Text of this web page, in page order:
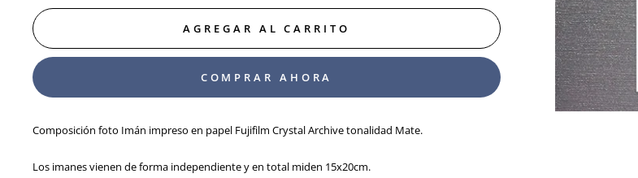
AGREGAR AL CARRITO
COMPRAR AHORA
Composición foto Imán impreso en papel Fujifilm Crystal Archive tonalidad Mate.
Los imanes vienen de forma independiente y en total miden 15x20cm.